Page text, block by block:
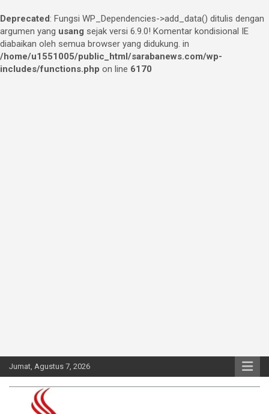
Deprecated: Fungsi WP_Dependencies->add_data() ditulis dengan
argumen yang usang sejak versi 6.9.0! Komentar kondisional IE
diabaikan oleh semua browser yang didukung. in
/home/u1551005/public_html/sarabanews.com/wp-
includes/functions.php on line 6170
Jumat, Agustus 7, 2026